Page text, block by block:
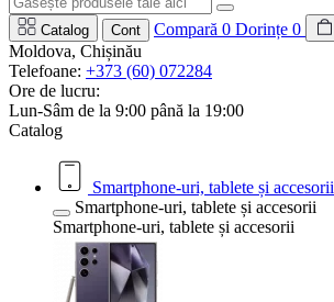
Catalog Cont Compară 0 Dorințe 0
Moldova, Chișinău
Telefoane: +373 (60) 072284
Ore de lucru:
Lun-Sâm de la 9:00 până la 19:00
Catalog
Smartphone-uri, tablete și accesorii
Smartphone-uri, tablete și accesorii
Smartphone-uri, tablete și accesorii